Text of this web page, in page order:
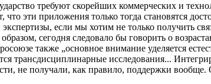
требуют скорейших коммерческих и
эти приложения только тогда становятся
если мы хотим не только получить
сегодня следовало бы говорить о
также „основное внимание уделяется
трансдисциплинарные исследования...
не получали, как правило, поддержки